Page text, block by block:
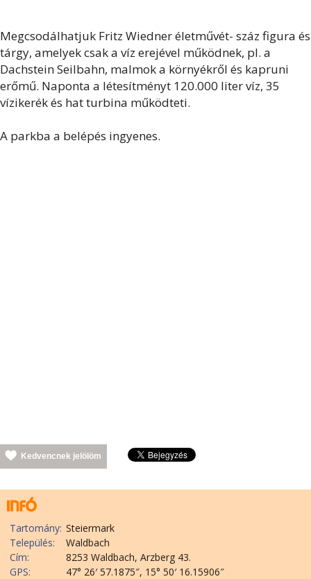
Megcsodálhatjuk Fritz Wiedner életművét- száz figura és
tárgy, amelyek csak a víz erejével működnek, pl. a
Dachstein Seilbahn, malmok a környékről és kapruni
erőmű. Naponta a létesítményt 120.000 liter víz, 35
vízikerék és hat turbina működteti.
A parkba a belépés ingyenes.
Kedvencnek jelölöm
Tartomány: Steiermark
Település:
Waldbach
Cím:
8253 Waldbach, Arzberg 43.
GPS:
47° 26′ 57.1875″, 15° 50′ 16.15906″